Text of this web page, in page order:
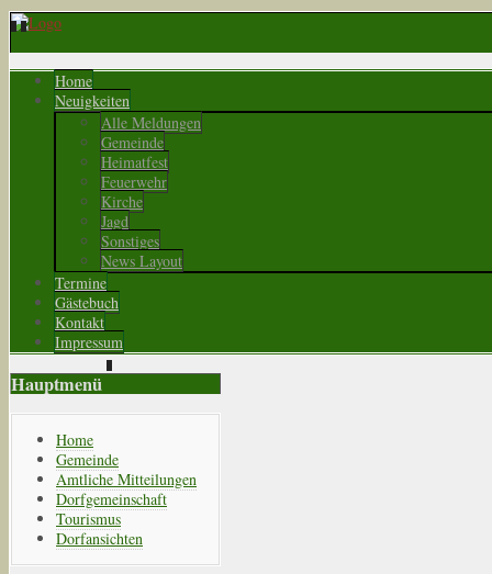
Home
Neuigkeiten
Alle Meldungen
Gemeinde
Heimatfest
Feuerwehr
Kirche
Jagd
Sonstiges
News Layout
Termine
Gästebuch
Kontakt
Impressum
Hauptmenü
Home
Gemeinde
Amtliche Mitteilungen
Dorfgemeinschaft
Tourismus
Dorfansichten